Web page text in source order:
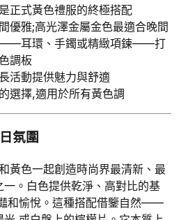
正式黃色禮服的終極搭配
優雅;高光澤金屬金色最適合晚間
——耳環、手鐲或精緻項鍊——打
調板
活動提供魅力與舒適
選擇,適用於所有黃色調
氛圍
黃色一起創造時尚界最清新、最
。白色提供乾淨、高對比的基
和愉悅。這種搭配借鑒自然——